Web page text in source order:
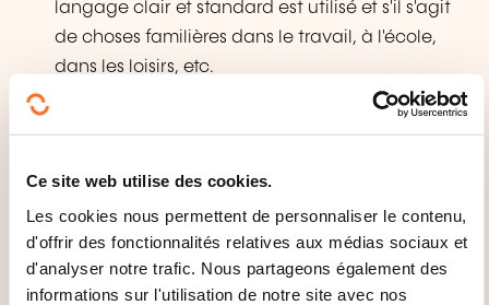
Ce site web utilise des cookies.
Les cookies nous permettent de personnaliser le contenu,
d'offrir des fonctionnalités relatives aux médias sociaux et
d'analyser notre trafic. Nous partageons également des
informations sur l'utilisation de notre site avec nos
langage clair et standard est utilisé et s'il s'agit
de choses familières dans le travail, à l'école,
dans les loisirs, etc.
Peut se débrouiller dans la plupart des
situations rencontrées en voyage dans une
des sujets familiers et dans ses domaines
d'intérêt.
Peut raconter un événement, une expérience ou